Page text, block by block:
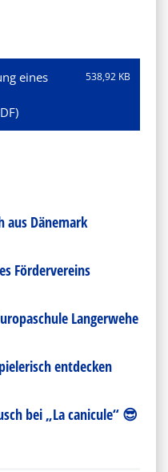
eines
538,92 KB
aus Dänemark
Fördervereins
Langerwehe
entdecken
bei „La canicule“ 😎